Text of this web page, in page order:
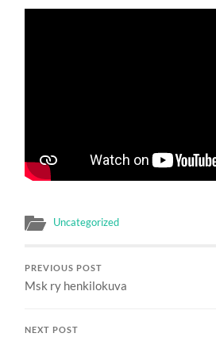
Uncategorized
PREVIOUS POST
Msk ry henkilokuva
NEXT POST